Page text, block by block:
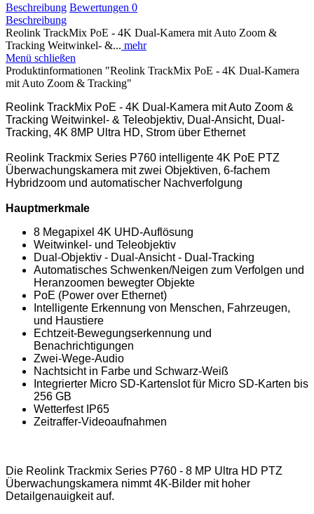
Beschreibung Bewertungen 0
Beschreibung
Reolink TrackMix PoE - 4K Dual-Kamera mit Auto Zoom &
Tracking Weitwinkel- &... mehr
Menü schließen
Produktinformationen "Reolink TrackMix PoE - 4K Dual-Kamera
mit Auto Zoom & Tracking"
Reolink TrackMix PoE - 4K Dual-Kamera mit Auto Zoom &
Tracking Weitwinkel- & Teleobjektiv, Dual-Ansicht, Dual-
Tracking, 4K 8MP Ultra HD, Strom über Ethernet
Reolink Trackmix Series P760 intelligente 4K PoE PTZ
Überwachungskamera mit zwei Objektiven, 6-fachem
Hybridzoom und automatischer Nachverfolgung
Hauptmerkmale
8 Megapixel 4K UHD-Auflösung
Weitwinkel- und Teleobjektiv
Dual-Objektiv - Dual-Ansicht - Dual-Tracking
Automatisches Schwenken/Neigen zum Verfolgen und
Heranzoomen bewegter Objekte
PoE (Power over Ethernet)
Intelligente Erkennung von Menschen, Fahrzeugen,
und Haustiere
Echtzeit-Bewegungserkennung und
Benachrichtigungen
Zwei-Wege-Audio
Nachtsicht in Farbe und Schwarz-Weiß
Integrierter Micro SD-Kartenslot für Micro SD-Karten bis
256 GB
Wetterfest IP65
Zeitraffer-Videoaufnahmen
Die Reolink Trackmix Series P760 - 8 MP Ultra HD PTZ
Überwachungskamera nimmt 4K-Bilder mit hoher
Detailgenauigkeit auf.